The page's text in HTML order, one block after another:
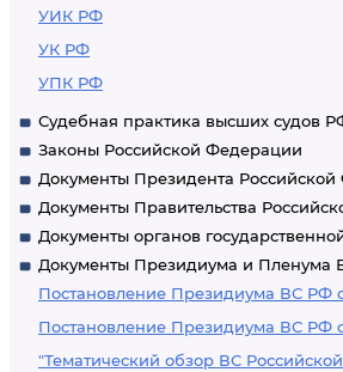
УИК РФ
УК РФ
УПК РФ
Судебная практика высших судов
Законы Российской Федерации
Документы Президента
Документы Правительства
Документы органов
Документы Президиума и Пленума
Постановление Президиума ВС РФ
Постановление Президиума ВС РФ
"Тематический обзор ВС